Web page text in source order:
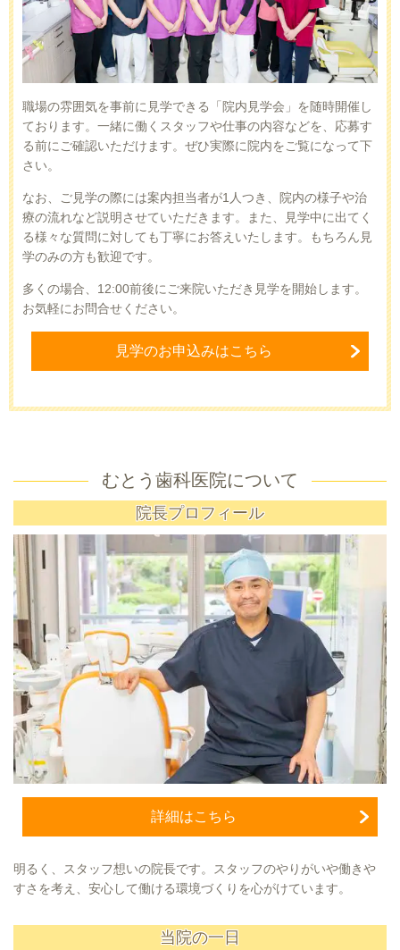
職場の雰囲気を事前に見学できる「院内見学会」を随時開催し
ております。一緒に働くスタッフや仕事の内容などを、応募す
る前にご確認いただけます。ぜひ実際に院内をご覧になって下
さい。
なお、ご見学の際には案内担当者が1人つき、院内の様子や治
療の流れなど説明させていただきます。また、見学中に出てく
る様々な質問に対しても丁寧にお答えいたします。もちろん見
学のみの方も歓迎です。
多くの場合、12:00前後にご来院いただき見学を開始します。
お気軽にお問合せください。
見学のお申込みはこちら
むとう歯科医院について
院長プロフィール
詳細はこちら
明るく、スタッフ想いの院長です。スタッフのやりがいや働きや
すさを考え、安心して働ける環境づくりを心がけています。
当院の一日